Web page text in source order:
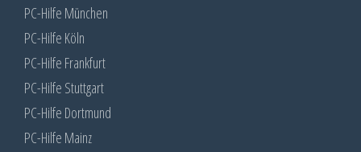
PC-Hilfe München
PC-Hilfe Köln
PC-Hilfe Frankfurt
PC-Hilfe Stuttgart
PC-Hilfe Dortmund
PC-Hilfe Mainz